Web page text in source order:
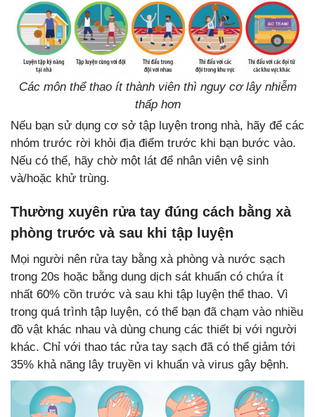
Các môn thể thao ít thành viên thì nguy cơ lây nhiễm
thấp hơn
Nếu bạn sử dụng cơ sở tập luyện trong nhà, hãy để các
nhóm trước rời khỏi địa điểm trước khi bạn bước vào.
Nếu có thể, hãy chờ một lát để nhân viên vệ sinh
và/hoặc khử trùng.
Thường xuyên rửa tay đúng cách bằng xà
phòng trước và sau khi tập luyện
Mọi người nên rửa tay bằng xà phòng và nước sạch
trong 20s hoặc bằng dung dịch sát khuẩn có chứa ít
nhất 60% cồn trước và sau khi tập luyện thể thao. Vì
trong quá trình tập luyện, có thể bạn đã chạm vào nhiều
đồ vật khác nhau và dùng chung các thiết bị với người
khác. Chỉ với thao tác rửa tay sạch đã có thể giảm tới
35% khả năng lây truyền vi khuẩn và virus gây bệnh.